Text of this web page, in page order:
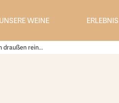
UNSERE WEINE ERLEBNIS
draußen rein...